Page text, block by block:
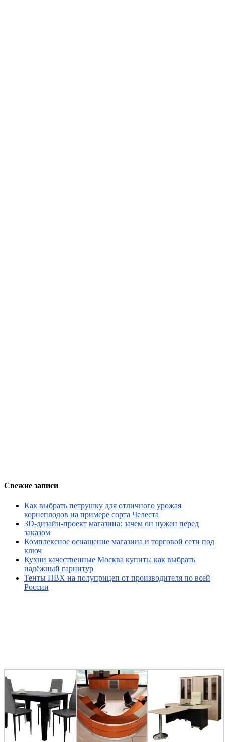
Свежие записи
Как выбрать петрушку для отличного урожая
корнеплодов на примере сорта Челеста
3D-дизайн-проект магазина: зачем он нужен перед
заказом
Комплексное оснащение магазина и торговой сети под
ключ
Кухни качественные Москва купить: как выбрать
надёжный гарнитур
Тенты ПВХ на полуприцеп от производителя по всей
России